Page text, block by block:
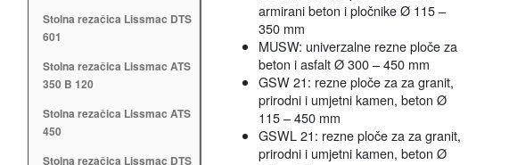
Stolna rezačica Lissmac DTS
601
Stolna rezačica Lissmac ATS
350 B 120
Stolna rezačica Lissmac ATS
450
Stolna rezačica Lissmac DTS
armirani beton i pločnike Ø 115 –
350 mm
MUSW: univerzalne rezne ploče za
beton i asfalt Ø 300 – 450 mm
GSW 21: rezne ploče za za granit,
prirodni i umjetni kamen, beton Ø
115 – 450 mm
GSWL 21: rezne ploče za za granit,
prirodni i umjetni kamen, beton Ø